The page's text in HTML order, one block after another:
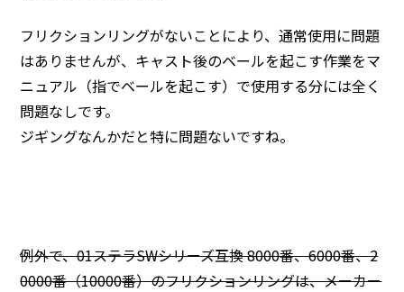
フリクションリングがないことにより、通常使用に問題
はありませんが、キャスト後のベールを起こす作業をマ
ニュアル（指でベールを起こす）で使用する分には全く
問題なしです。
ジギングなんかだと特に問題ないですね。
例外で、01ステラSWシリーズ互換 8000番、6000番、2
0000番（10000番）のフリクションリングは、メーカー